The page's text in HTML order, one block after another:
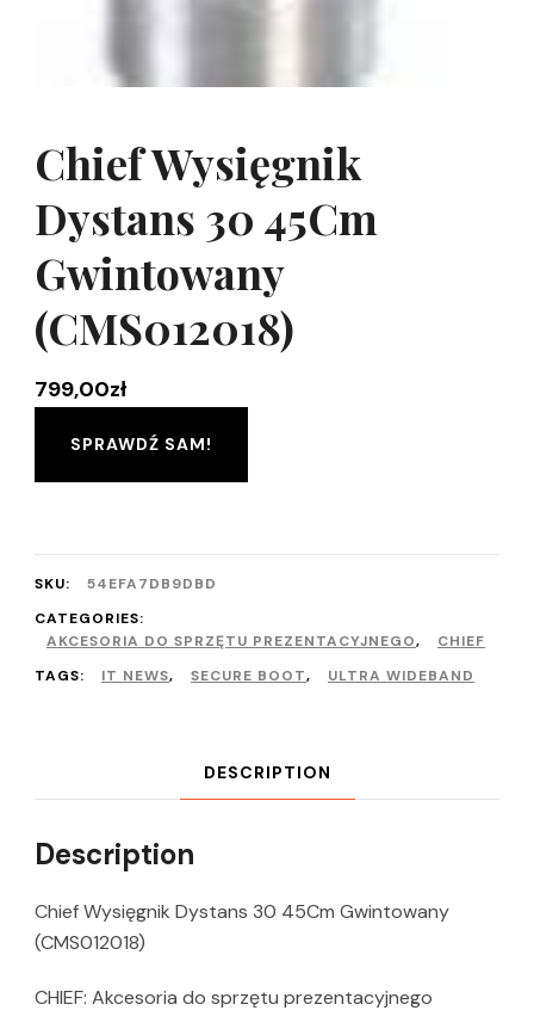
Chief Wysięgnik
Dystans 30 45Cm
Gwintowany
(CMS012018)
799,00zł
SPRAWDŹ SAM!
SKU:
54EFA7DB9DBD
CATEGORIES:
AKCESORIA DO SPRZĘTU PREZENTACYJNEGO,
CHIEF
TAGS:
IT NEWS, SECURE BOOT, ULTRA WIDEBAND
DESCRIPTION
Description
Chief Wysięgnik Dystans 30 45Cm Gwintowany
(CMS012018)
CHIEF: Akcesoria do sprzętu prezentacyjnego